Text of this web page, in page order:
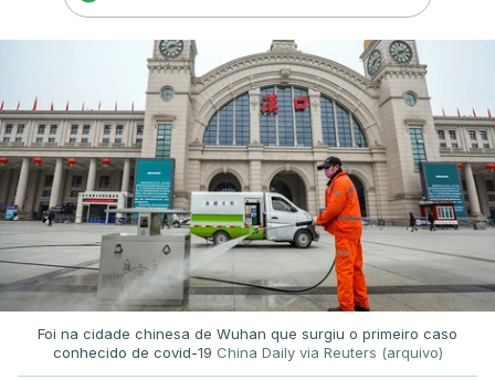
Foi na cidade chinesa de Wuhan que surgiu o primeiro caso
conhecido de covid-19 China Daily via Reuters (arquivo)